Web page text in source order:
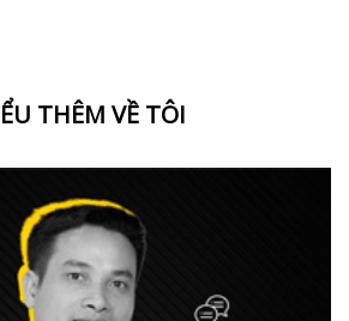
THÊM VỀ TÔI